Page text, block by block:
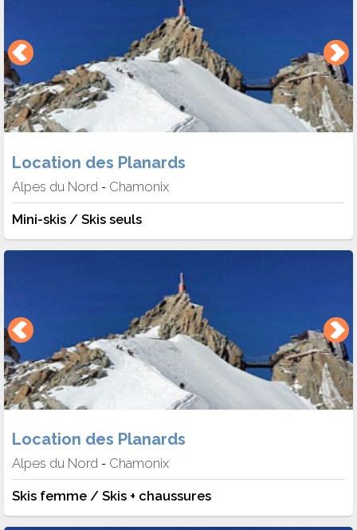
Location des Planards
Alpes du Nord - Chamonix
Mini-skis / Skis seuls
Location des Planards
Alpes du Nord - Chamonix
Skis femme / Skis + chaussures